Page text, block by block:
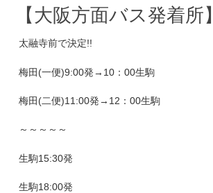
【大阪方面バス発着所】
太融寺前で決定!!
梅田(一便)9:00発→10：00生駒
梅田(二便)11:00発→12：00生駒
～～～～～
生駒15:30発
生駒18:00発